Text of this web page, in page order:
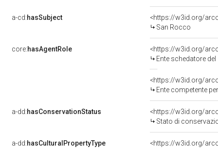
a-cd:hasSubject
<https://w3id.org/
San Rocco
core:hasAgentRole
<https://w3id.org/
Ente schedatore del
<https://w3id.org/
Ente competente per tutela
a-dd:hasConservationStatus
<https://w3id.org/
Stato di
a-dd:hasCulturalPropertyType
<https://w3id.org/